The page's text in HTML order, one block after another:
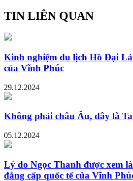
TIN LIÊN QUAN
Kinh nghiệm du lịch Hồ Đại
của Vĩnh Phúc
29.12.2024
Không phải châu Âu, đây là
05.12.2024
Lý do Ngọc Thanh được xem
đẳng cấp quốc tế của Vĩnh